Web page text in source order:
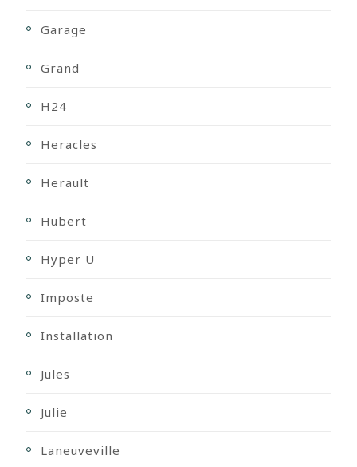
Garage
Grand
H24
Heracles
Herault
Hubert
Hyper U
Imposte
Installation
Jules
Julie
Laneuveville